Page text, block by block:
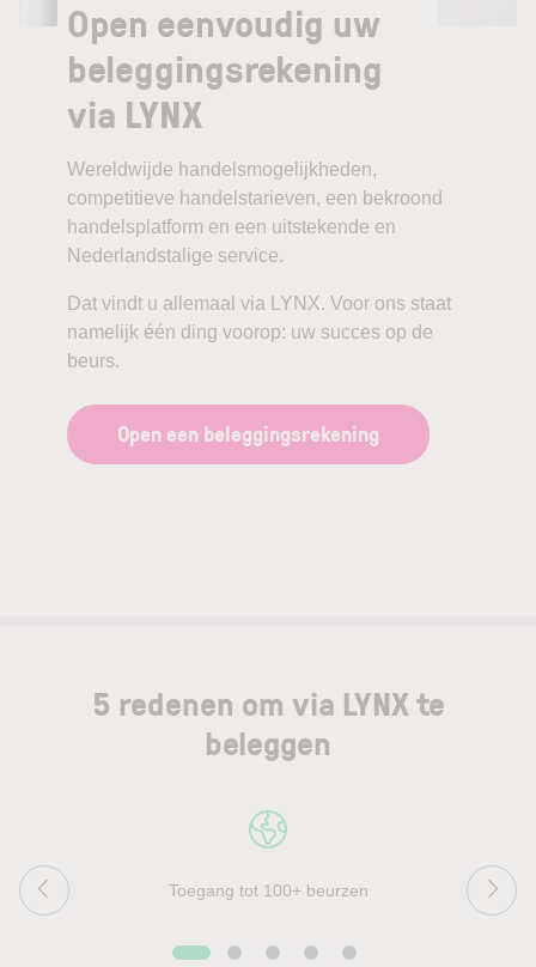
Open eenvoudig uw
beleggingsrekening
via LYNX
Wereldwijde handelsmogelijkheden,
competitieve handelstarieven, een bekroond
handelsplatform en een uitstekende en
Nederlandstalige service.
Dat vindt u allemaal via LYNX. Voor ons staat
namelijk één ding voorop: uw succes op de
beurs.
Open een beleggingsrekening
5 redenen om via LYNX te
beleggen
Toegang tot 100+ beurzen